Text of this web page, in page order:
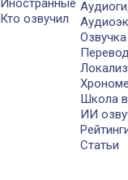
Иностранные
Кто озвучил
Озвучка
Школа
ИИ
Статьи